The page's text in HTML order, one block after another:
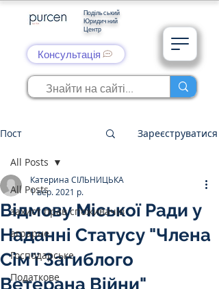
Подільський
Юридичний
Центр
Консультація
Пост Зареєструватися
All Posts
захист прав споживачів
аграрне
Господарське
Податкове
All Posts
Відмову Міської Ради у
Наданні Статусу "Члена
Сім'ї Загиблого
Ветерана Війни"
Катерина СІЛЬНИЦЬКА
1 вер. 2021 р.